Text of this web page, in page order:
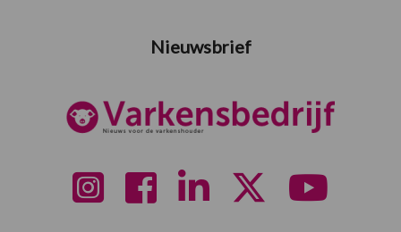
Nieuwsbrief